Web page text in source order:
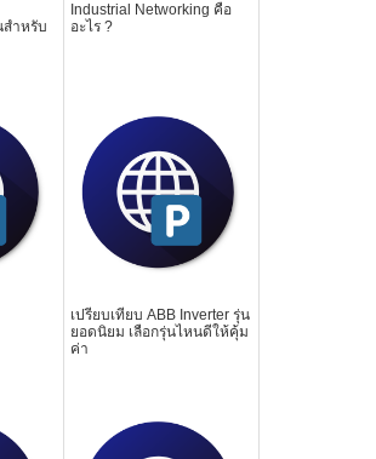
สำหรับ
Industrial Networking คือ
อะไร ?
เปรียบเทียบ ABB Inverter รุ่น
ยอดนิยม เลือกรุ่นไหนดีให้คุ้ม
ค่า